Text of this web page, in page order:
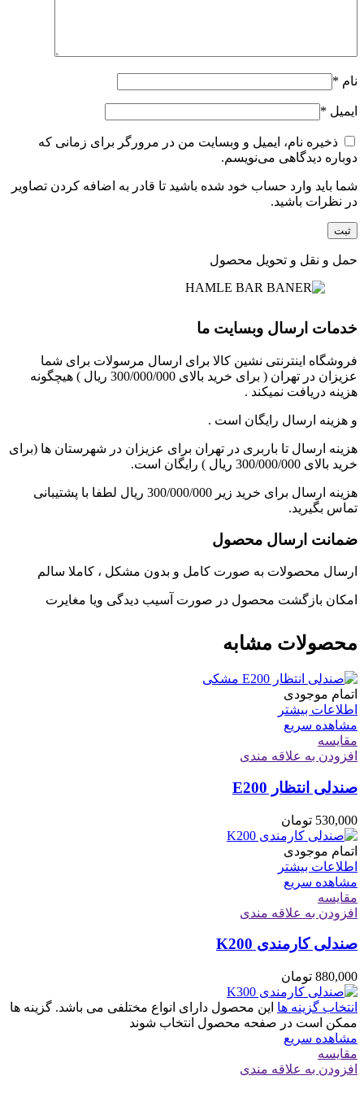
نام *
ایمیل *
ذخیره نام، ایمیل و وبسایت من در مرورگر برای زمانی که
دوباره دیدگاهی می‌نویسم.
شما باید وارد حساب خود شده باشید تا قادر به اضافه کردن تصاویر
در نظرات باشید.
حمل و نقل و تحویل محصول
خدمات ارسال وبسایت ما
فروشگاه اینترنتی نشین کالا برای ارسال مرسولات برای شما
عزیزان در تهران ( برای خرید بالای 300/000/000 ریال ) هیچگونه
هزینه دریافت نمیکند .
و هزینه ارسال رایگان است .
هزینه ارسال تا باربری در تهران برای عزیزان در شهرستان ها (برای
خرید بالای 300/000/000 ریال ) رایگان است.
هزینه ارسال برای خرید زیر 300/000/000 ریال لطفا با پشتیبانی
تماس بگیرید.
ضمانت ارسال محصول
ارسال محصولات به صورت کامل و بدون مشکل ، کاملا سالم
امکان بازگشت محصول در صورت آسیب دیدگی ویا مغایرت
محصولات مشابه
اتمام موجودی
اطلاعات بیشتر
مشاهده سریع
مقایسه
افزودن به علاقه مندی
صندلی انتظار E200
530,000 تومان
اتمام موجودی
اطلاعات بیشتر
مشاهده سریع
مقایسه
افزودن به علاقه مندی
صندلی کارمندی K200
880,000 تومان
انتخاب گزینه ها این محصول دارای انواع مختلفی می باشد. گزینه ها
ممکن است در صفحه محصول انتخاب شوند
مشاهده سریع
مقایسه
افزودن به علاقه مندی